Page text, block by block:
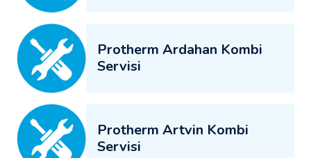
Protherm Ardahan Kombi
Servisi
Protherm Artvin Kombi
Servisi